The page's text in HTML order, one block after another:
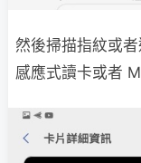
然後掃描指紋或
感應式讀卡或者